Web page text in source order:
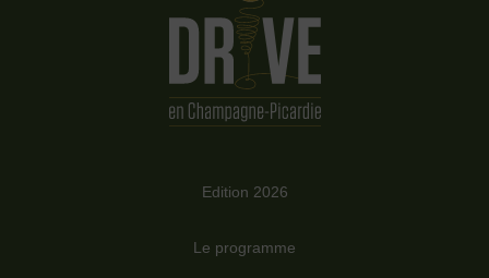
Edition 2026
Le programme